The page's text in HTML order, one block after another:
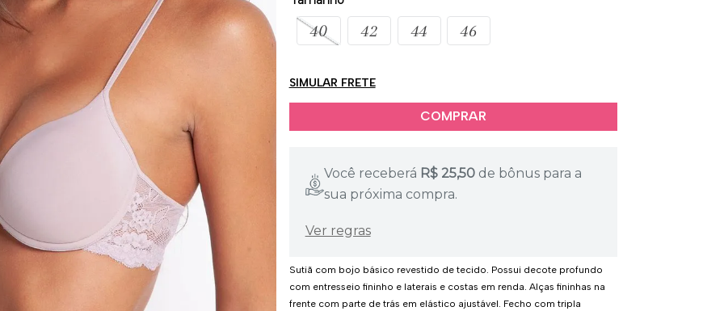
40 42 44 46
SIMULAR FRETE
Você receberá R$25,50 de bônus para a
sua próxima compra.
Ver regras
Sutiã com bojo básico revestido de tecido. Possui decote profundo
com entresseio fininho e laterais e costas em renda. Alças fininhas na
frente com parte de trás em elástico ajustável. Fecho com tripla